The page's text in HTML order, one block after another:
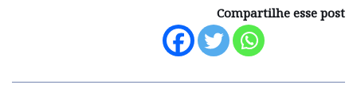
Compartilhe esse post